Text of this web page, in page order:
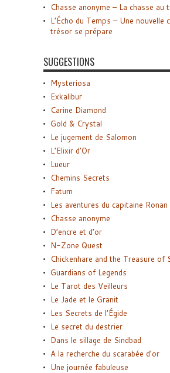
Chasse anonyme – La chasse au
L’Écho du Temps – Une nouvelle
trésor se prépare
SUGGESTIONS
Mysteriosa
Exkalibur
Carine Diamond
Gold & Crystal
Le jugement de Salomon
L’Elixir d’Or
Lueur
Chemins Secrets
Fatum
Les aventures du capitaine Ronan
Chasse anonyme
D’encre et d’or
N-Zone Quest
Chickenhare and the Treasure of
Guardians of Legends
Le Tarot des Veilleurs
Le Jade et le Granit
Les Secrets de l’Égide
Le secret du destrier
Dans le sillage de Sindbad
A la recherche du scarabée d’or
Une journée fabuleuse